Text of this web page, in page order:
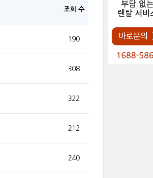
조회 수
190
308
322
212
240